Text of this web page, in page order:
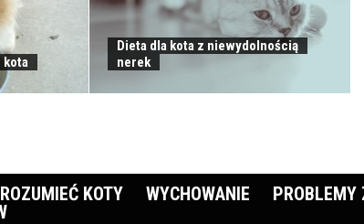
kota
Dieta dla kota z niewydolnością
nerek
KOTY WYCHOWANIE
PROBLEMY